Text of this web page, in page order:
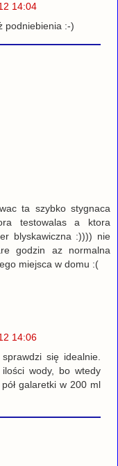
14:04
podniebienia :-)
ta szybko stygnaca
testowalas a ktora
blyskawiczna :)))) nie
godzin az normalna
miejsca w domu :(
14:06
się idealnie.
wody, bo wtedy
galaretki w 200 ml